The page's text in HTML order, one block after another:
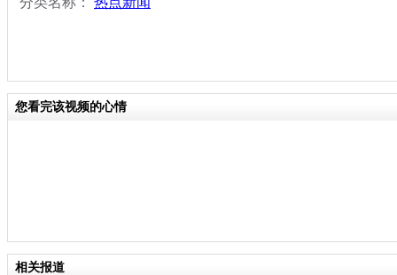
您看完该视频的心情
相关报道